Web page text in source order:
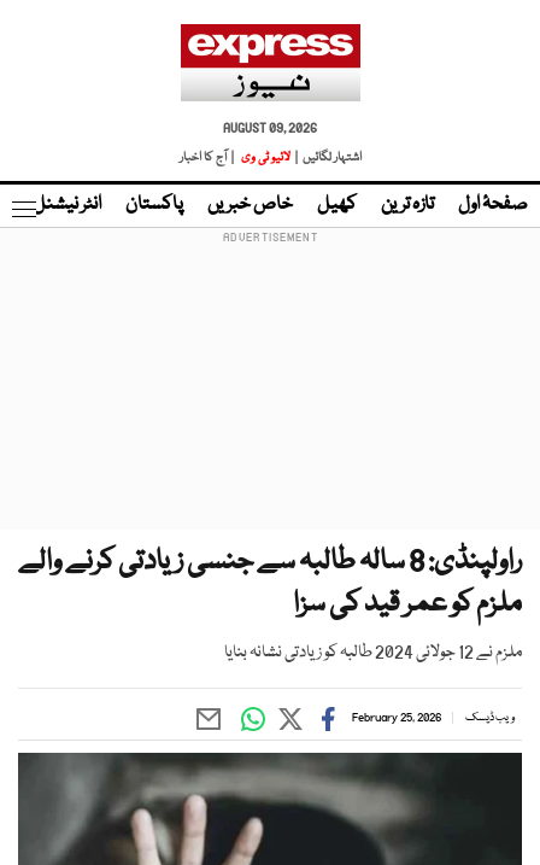
AUGUST 09, 2026
اشتہار لگائیں |
لائیو ٹی وی | آج کا اخبار
صفحۂ اول تازہ ترین کھیل خاص خبریں پاکستان انٹر نیشنل
راولپنڈی: 8 سالہ طالبہ سے جنسی زیادتی کرنے والے
ملزم کو عمر قید کی سزا
ملزم نے 12 جولائی 2024 طالبہ کو زیادتی نشانہ بنایا
ویب ڈیسک February 25, 2026